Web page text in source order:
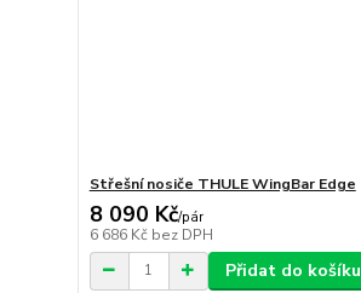
Střešní nosiče THULE WingBar Edge
8 090 Kč/pár
6 686 Kč bez DPH
Přidat do košíku